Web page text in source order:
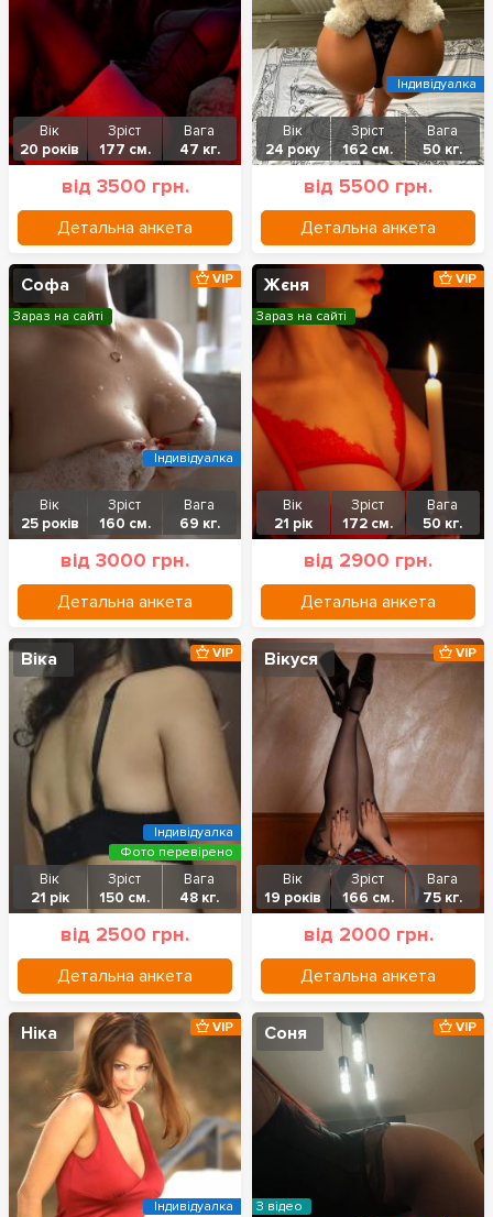
Вік
20 років
Зріст
177 см.
Вага
47 кг.
від 3500 грн.
Детальна анкета
Вік
24 року
Зріст
162 см.
Вага
50 кг.
від 5500 грн.
Детальна анкета
Індивідуалка
Софа
Вік
25 років
Зріст
160 см.
Вага
69 кг.
від 3000 грн.
Детальна анкета
VIP
Зараз на сайті
Індивідуалка
Жєня
Вік
21 рік
Зріст
172 см.
Вага
50 кг.
від 2900 грн.
Детальна анкета
VIP
Зараз на сайті
Віка
Вік
21 рік
Зріст
150 см.
Вага
48 кг.
від 2500 грн.
Детальна анкета
VIP
Фото перевірено
Індивідуалка
Вікуся
Вік
19 років
Зріст
166 см.
Вага
75 кг.
від 2000 грн.
Детальна анкета
VIP
Ніка VIP
Індивідуалка
Соня VIP
З відео